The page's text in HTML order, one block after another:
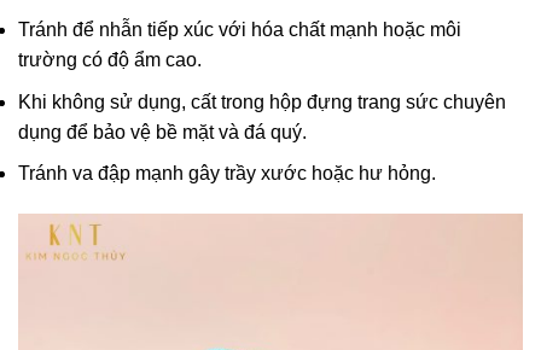
Tránh để nhẫn tiếp xúc với hóa chất mạnh hoặc môi
trường có độ ẩm cao.
Khi không sử dụng, cất trong hộp đựng trang sức chuyên
dụng để bảo vệ bề mặt và đá quý.
Tránh va đập mạnh gây trầy xước hoặc hư hỏng.